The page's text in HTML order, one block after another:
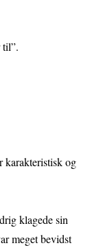
karakteristisk og
klagede sin
meget bevidst